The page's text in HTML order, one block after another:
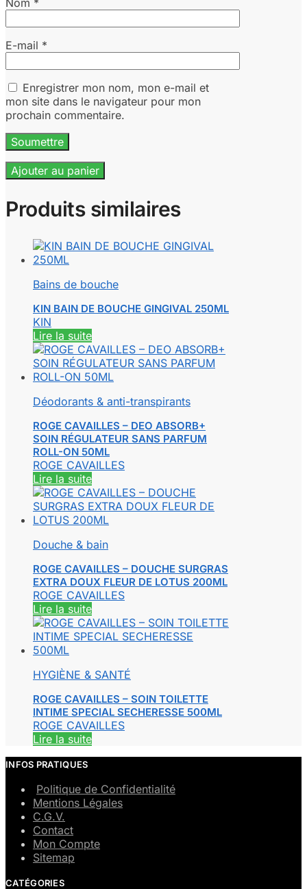
E-mail *
Enregistrer mon nom, mon e-mail et
mon site dans le navigateur pour mon
prochain commentaire.
Ajouter au panier
Produits similaires
Bains de bouche
KIN BAIN DE BOUCHE GINGIVAL 250ML
KIN
Lire la suite
Déodorants & anti-transpirants
ROGE CAVAILLES – DEO ABSORB+
SOIN RÉGULATEUR SANS PARFUM
ROLL-ON 50ML
ROGE CAVAILLES
Lire la suite
Douche & bain
ROGE CAVAILLES – DOUCHE SURGRAS
EXTRA DOUX FLEUR DE LOTUS 200ML
ROGE CAVAILLES
Lire la suite
HYGIÈNE & SANTÉ
ROGE CAVAILLES – SOIN TOILETTE
INTIME SPECIAL SECHERESSE 500ML
ROGE CAVAILLES
Lire la suite
INFOS PRATIQUES
Politique de Confidentialité
Mentions Légales
C.G.V.
Contact
Mon Compte
Sitemap
CATÉGORIES